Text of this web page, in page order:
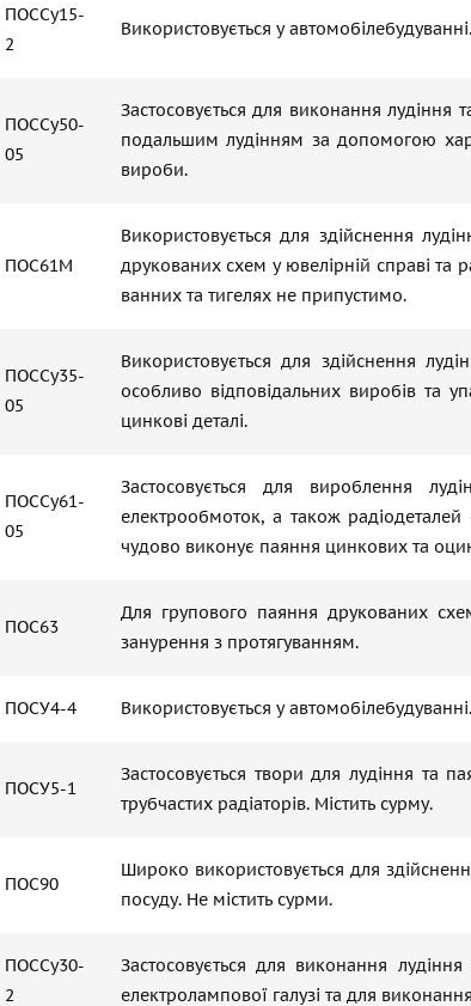
ПОССу15-
2
Використовується у
ПОССу50-
05
Застосовується для виконання лудіння
подальшим лудінням за допомогою
вироби.
ПОС61М
Використовується для здійснення
друкованих схем у ювелірній справі та
ванних та тигелях не припустимо.
ПОССу35-
05
Використовується для здійснення
особливо відповідальних виробів та
цинкові деталі.
ПОССу61-
05
Застосовується для вироблення
електрообмоток, а також
чудово виконує паяння цинкових та
ПОС63
Для групового паяння друкованих
занурення з протягуванням.
ПОСУ4-4 Використовується у
ПОСУ5-1
Застосовується твори для лудіння та
трубчастих радіаторів. Містить сурму.
ПОС90
Широко використовується для
посуду. Не містить сурми.
ПОССу30-
2
Застосовується для виконання
електролампової галузі та для